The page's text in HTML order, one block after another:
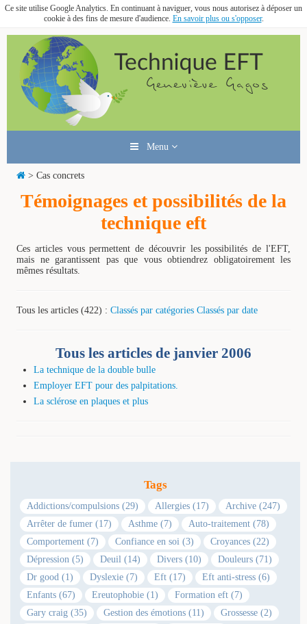
Ce site utilise Google Analytics. En continuant à naviguer, vous nous autorisez à déposer un
cookie à des fins de mesure d'audience. En savoir plus ou s'opposer.
Menu
> Cas concrets
Témoignages et possibilités de la
technique eft
Ces articles vous permettent de découvrir les possibilités de l'EFT,
mais ne garantissent pas que vous obtiendrez obligatoirement les
mêmes résultats.
Tous les articles (422) : Classés par catégories Classés par date
Tous les articles de janvier 2006
La technique de la double bulle
Employer EFT pour des palpitations.
La sclérose en plaques et plus
Tags
Addictions/compulsions (29) Allergies (17)
Archive (247)
Arrêter de fumer (17)
Asthme (7)
Auto-traitement (78)
Comportement (7)
Confiance en soi (3)
Croyances (22)
Dépression (5)
Deuil (14) Divers (10)
Douleurs (71)
Dr good (1)
Dyslexie (7) Eft (17)
Eft anti-stress (6)
Enfants (67)
Ereutophobie (1)
Formation eft (7)
Gary craig (35)
Gestion des émotions (11)
Grossesse (2)